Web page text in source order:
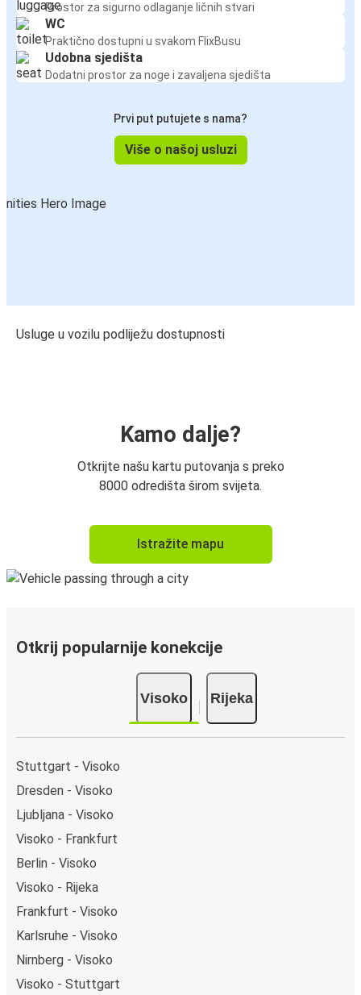
Prostor za sigurno odlaganje ličnih stvari
WC
Praktično dostupni u svakom FlixBusu
Udobna sjedišta
Dodatni prostor za noge i zavaljena sjedišta
Prvi put putujete s nama?
Više o našoj usluzi
Usluge u vozilu podliježu dostupnosti
Kamo dalje?
Otkrijte našu kartu putovanja s preko
8000 odredišta širom svijeta.
Istražite mapu
Otkrij popularnije konekcije
Visoko Rijeka
Stuttgart - Visoko
Dresden - Visoko
Ljubljana - Visoko
Visoko - Frankfurt
Berlin - Visoko
Visoko - Rijeka
Frankfurt - Visoko
Karlsruhe - Visoko
Nirnberg - Visoko
Visoko - Stuttgart